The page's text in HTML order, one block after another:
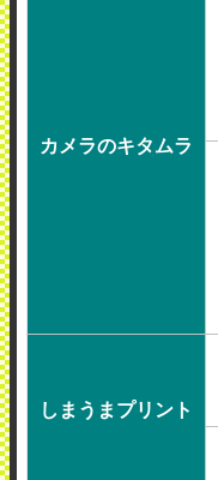
カメラのキタムラ
しまうまプリント